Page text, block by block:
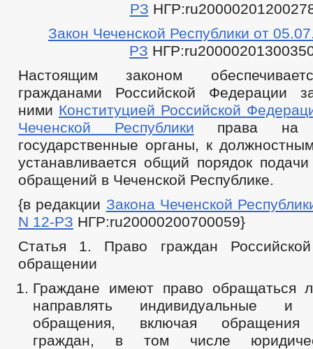
РЗ
Закон Чеченской Республики от
РЗ
Настоящим законом
гражданами Российской Федерации
ними Конституцией Российской
Чеченской Республики права на
государственные органы, к
устанавливается общий порядок
обращений в Чеченской Республике.
{в редакции Закона Чеченской
N 12-РЗ НГР:ru20000200700059}
Статья 1. Право граждан
обращении
Граждане имеют право обращаться
направлять индивидуальные и
обращения, включая обращения
граждан, в том числе